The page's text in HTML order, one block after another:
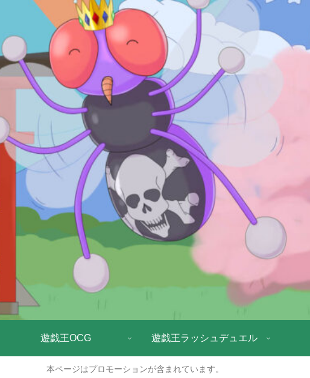
遊戯王OCG 遊戯王ラッシュデュエル
本ページはプロモーションが含まれています。